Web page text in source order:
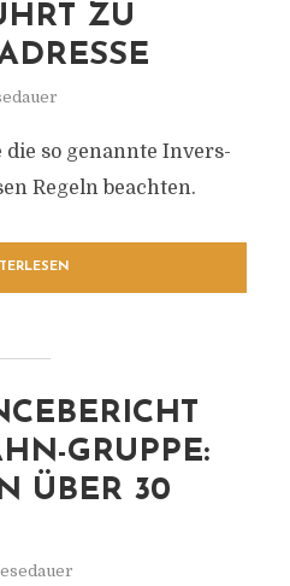
ZU
so genannte Invers-
Regeln beachten.
GRUPPE:
ÜBER 30